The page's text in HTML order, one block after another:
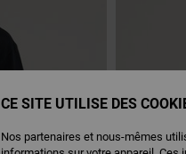
CE SITE UTILISE DES
Nos partenaires et nous-mêmes